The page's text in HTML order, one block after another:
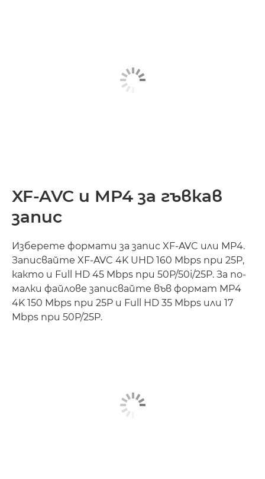
XF-AVC и MP4 за гъвкав
запис
Изберете формати за запис XF-AVC или MP4.
Записвайте XF-AVC 4K UHD 160 Mbps при 25P,
както и Full HD 45 Mbps при 50P/50i/25P. За по-
малки файлове записвайте във формат MP4
4K 150 Mbps при 25P и Full HD 35 Mbps или 17
Mbps при 50P/25P.